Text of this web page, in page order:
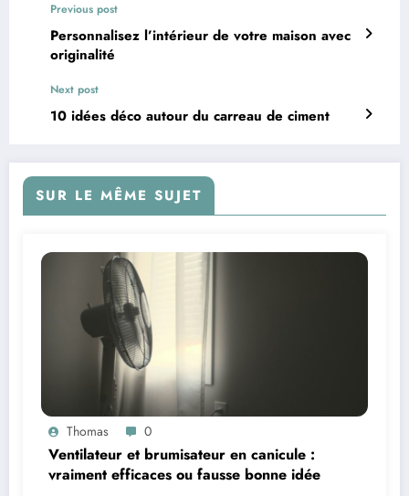
Previous post
Personnalisez l’intérieur de votre maison avec
originalité
Next post
10 idées déco autour du carreau de ciment
SUR LE MÊME SUJET
Thomas 0
Ventilateur et brumisateur en canicule :
vraiment efficaces ou fausse bonne idée